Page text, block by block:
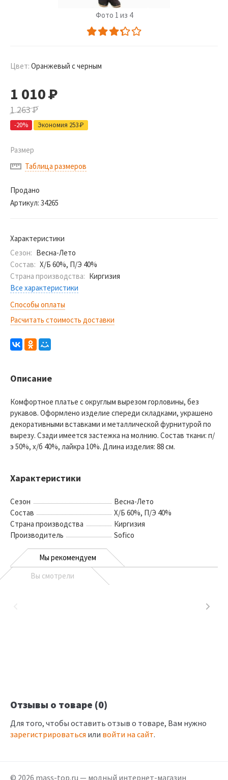
Фото 1 из 4
Цвет: Оранжевый с черным
1 010Р
1 263Р
-20% Экономия 253Р
Размер
Таблица размеров
Продано
Артикул: 34265
Характеристики
Сезон: Весна-Лето
Состав: Х/Б 60%, П/Э 40%
Страна производства: Киргизия
Все характеристики
Способы оплаты
Расчитать стоимость доставки
Описание
Комфортное платье с округлым вырезом горловины, без
рукавов. Оформлено изделие спереди складками, украшено
декоративными вставками и металлической фурнитурой по
вырезу. Сзади имеется застежка на молнию. Состав ткани: п/
э 50%, х/б 40%, лайкра 10%. Длина изделия: 88 см.
Характеристики
Сезон
Весна-Лето
Состав
Х/Б 60%, П/Э 40%
Страна производства
Киргизия
Производитель
Sofico
Мы рекомендуем
Вы смотрели
Отзывы о товаре (0)
Для того, чтобы оставить отзыв о товаре, Вам нужно
зарегистрироваться или войти на сайт.
© 2026 mass-top.ru — модный интернет-магазин